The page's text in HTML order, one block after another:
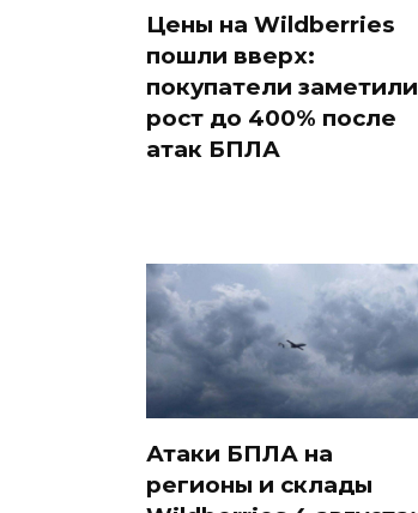
Цены на Wildberries
пошли вверх:
покупатели заметили
рост до 400% после
атак БПЛА
Атаки БПЛА на
регионы и склады